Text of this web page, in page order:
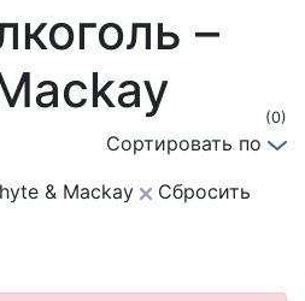
–
(0)
Сортировать по
& Mackay
Сбросить